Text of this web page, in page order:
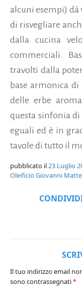
alcuni esempi) dà
di risvegliare
dalla cucina
commerciali.
travolti dalla
base armonica
delle erbe
questa sinfonia
eguali ed è in
tavole di tutto il
pubblicato il23 Luglio
Oleificio Giovanni
Il tuo indirizzo email
sono contrassegnati*